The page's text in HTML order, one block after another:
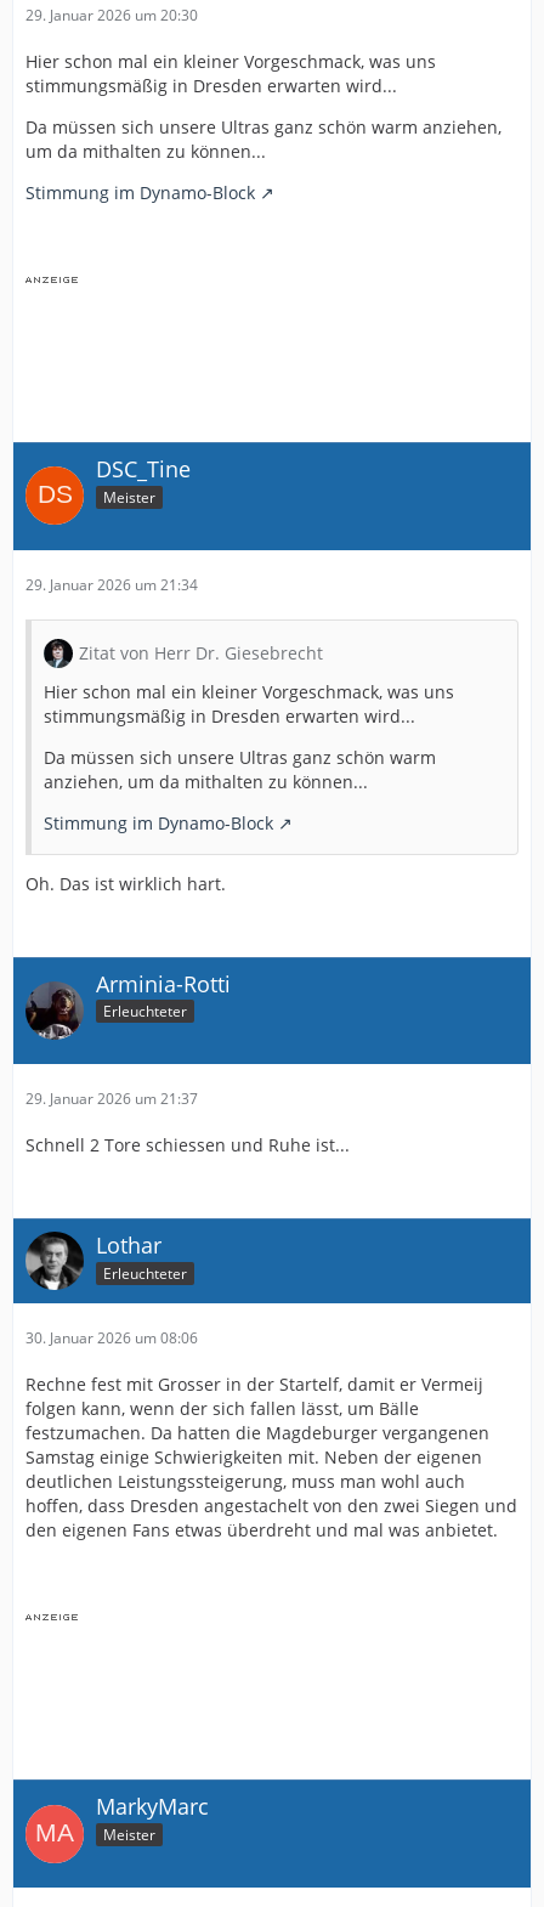
29. Januar 2026 um 20:30
Hier schon mal ein kleiner Vorgeschmack, was uns
stimmungsmäßig in Dresden erwarten wird...
Da müssen sich unsere Ultras ganz schön warm anziehen,
um da mithalten zu können...
Stimmung im Dynamo-Block
DSC_Tine
Meister
29. Januar 2026 um 21:34
Zitat von Herr Dr. Giesebrecht
Hier schon mal ein kleiner Vorgeschmack, was uns
stimmungsmäßig in Dresden erwarten wird...
Da müssen sich unsere Ultras ganz schön warm
anziehen, um da mithalten zu können...
Stimmung im Dynamo-Block
Oh. Das ist wirklich hart.
Arminia-Rotti
Erleuchteter
29. Januar 2026 um 21:37
Schnell 2 Tore schiessen und Ruhe ist...
Lothar
Erleuchteter
30. Januar 2026 um 08:06
Rechne fest mit Grosser in der Startelf, damit er Vermeij
folgen kann, wenn der sich fallen lässt, um Bälle
festzumachen. Da hatten die Magdeburger vergangenen
Samstag einige Schwierigkeiten mit. Neben der eigenen
deutlichen Leistungssteigerung, muss man wohl auch
hoffen, dass Dresden angestachelt von den zwei Siegen und
den eigenen Fans etwas überdreht und mal was anbietet.
MarkyMarc
Meister